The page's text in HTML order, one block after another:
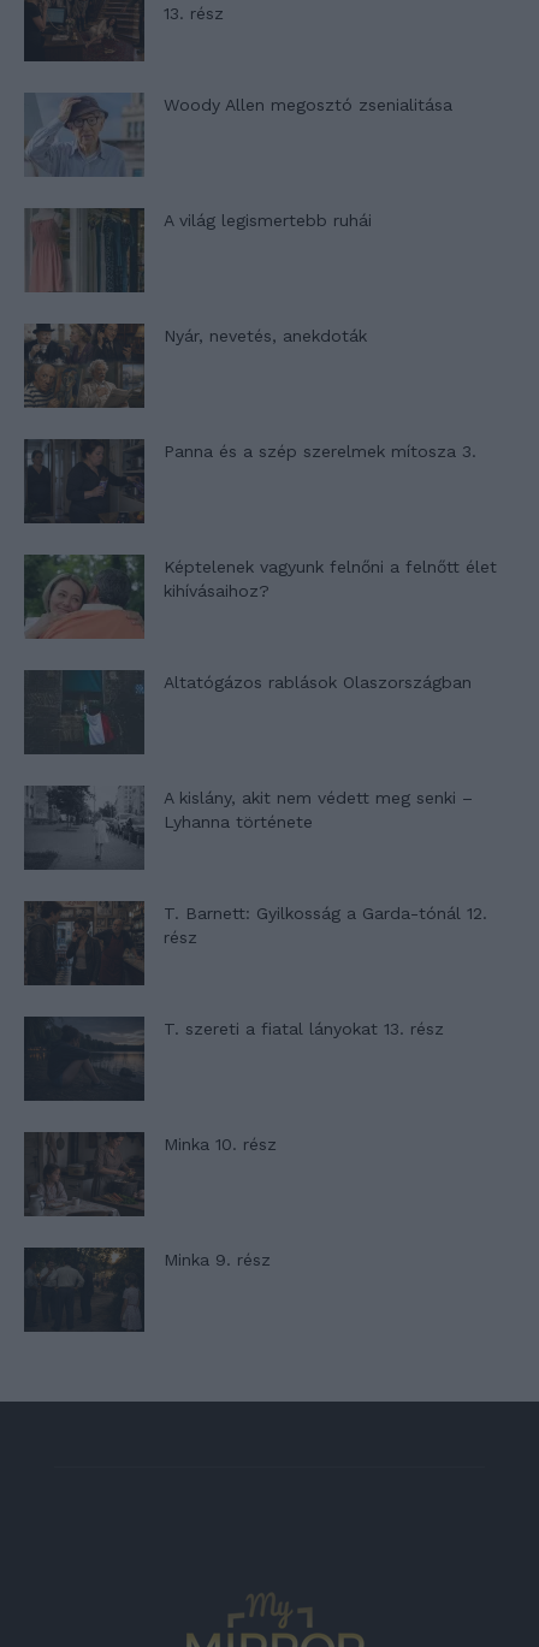
13. rész
Woody Allen megosztó zsenialitása
A világ legismertebb ruhái
Nyár, nevetés, anekdoták
Panna és a szép szerelmek mítosza 3.
Képtelenek vagyunk felnőni a felnőtt élet
kihívásaihoz?
Altatógázos rablások Olaszországban
A kislány, akit nem védett meg senki –
Lyhanna története
T. Barnett: Gyilkosság a Garda-tónál 12.
rész
T. szereti a fiatal lányokat 13. rész
Minka 10. rész
Minka 9. rész